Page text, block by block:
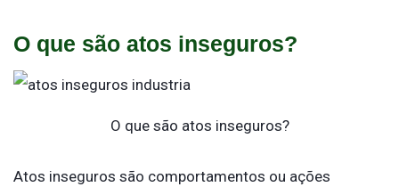
O que são atos inseguros?
O que são atos inseguros?
Atos inseguros são comportamentos ou ações